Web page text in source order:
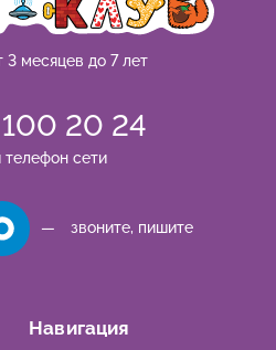
3 месяцев до 7 лет
20 24
сети
— звоните, пишите
Навигация